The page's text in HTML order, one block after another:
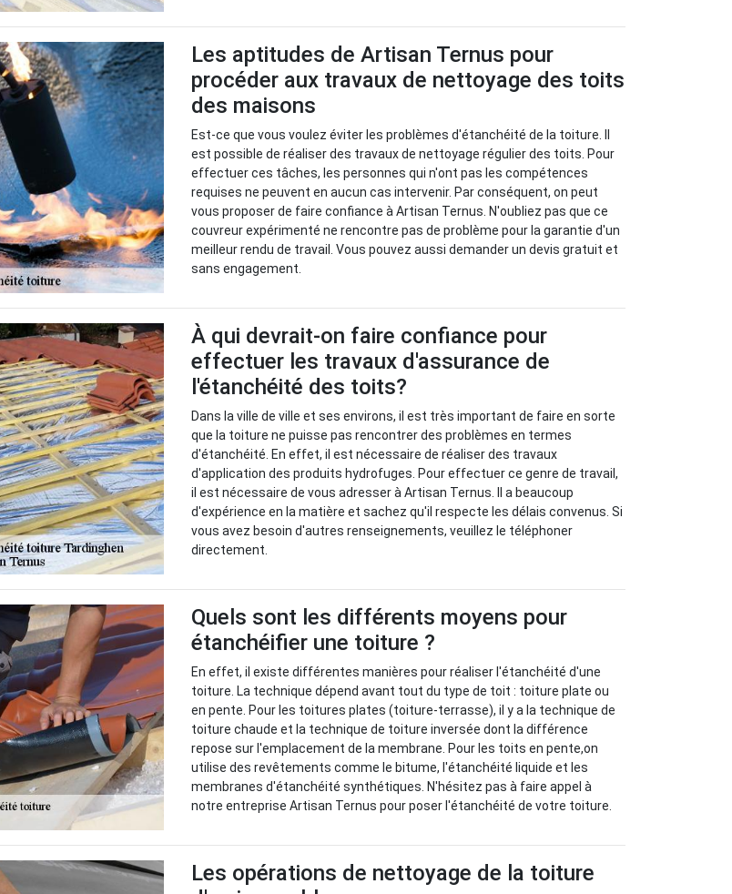
Les aptitudes de Artisan Ternus pour
procéder aux travaux de nettoyage des toits
des maisons
Est-ce que vous voulez éviter les problèmes d'étanchéité de la toiture. Il
est possible de réaliser des travaux de nettoyage régulier des toits. Pour
effectuer ces tâches, les personnes qui n'ont pas les compétences
requises ne peuvent en aucun cas intervenir. Par conséquent, on peut
vous proposer de faire confiance à Artisan Ternus. N'oubliez pas que ce
couvreur expérimenté ne rencontre pas de problème pour la garantie d'un
meilleur rendu de travail. Vous pouvez aussi demander un devis gratuit et
sans engagement.
À qui devrait-on faire confiance pour
effectuer les travaux d'assurance de
l'étanchéité des toits?
Dans la ville de ville et ses environs, il est très important de faire en sorte
que la toiture ne puisse pas rencontrer des problèmes en termes
d'étanchéité. En effet, il est nécessaire de réaliser des travaux
d'application des produits hydrofuges. Pour effectuer ce genre de travail,
il est nécessaire de vous adresser à Artisan Ternus. Il a beaucoup
d'expérience en la matière et sachez qu'il respecte les délais convenus. Si
vous avez besoin d'autres renseignements, veuillez le téléphoner
directement.
Quels sont les différents moyens pour
étanchéifier une toiture ?
En effet, il existe différentes manières pour réaliser l'étanchéité d'une
toiture. La technique dépend avant tout du type de toit : toiture plate ou
en pente. Pour les toitures plates (toiture-terrasse), il y a la technique de
toiture chaude et la technique de toiture inversée dont la différence
repose sur l'emplacement de la membrane. Pour les toits en pente,on
utilise des revêtements comme le bitume, l'étanchéité liquide et les
membranes d'étanchéité synthétiques. N'hésitez pas à faire appel à
notre entreprise Artisan Ternus pour poser l'étanchéité de votre toiture.
Les opérations de nettoyage de la toiture